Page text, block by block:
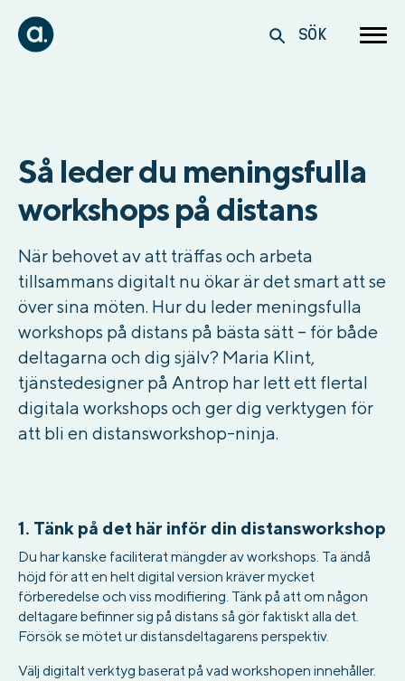
SÖK
Så leder du meningsfulla
workshops på distans
När behovet av att träffas och arbeta
tillsammans digitalt nu ökar är det smart att se
över sina möten. Hur du leder meningsfulla
workshops på distans på bästa sätt – för både
deltagarna och dig själv? Maria Klint,
tjänstedesigner på Antrop har lett ett flertal
digitala workshops och ger dig verktygen för
att bli en distansworkshop-ninja.
1. Tänk på det här inför din distansworkshop
Du har kanske faciliterat mängder av workshops. Ta ändå
höjd för att en helt digital version kräver mycket
förberedelse och viss modifiering. Tänk på att om någon
deltagare befinner sig på distans så gör faktiskt alla det.
Försök se mötet ur distansdeltagarens perspektiv.
Välj digitalt verktyg baserat på vad workshopen innehåller.